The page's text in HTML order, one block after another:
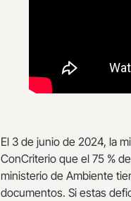
El 3 de junio de 2024, la
ConCriterio que el 75 %
ministerio de Ambiente
documentos. Si estas